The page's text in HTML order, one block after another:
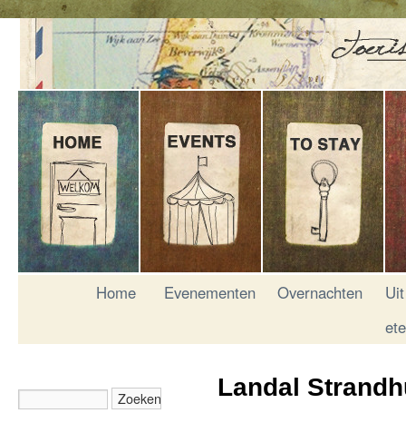
Home Evenementen Overnachten
Uit
Landal